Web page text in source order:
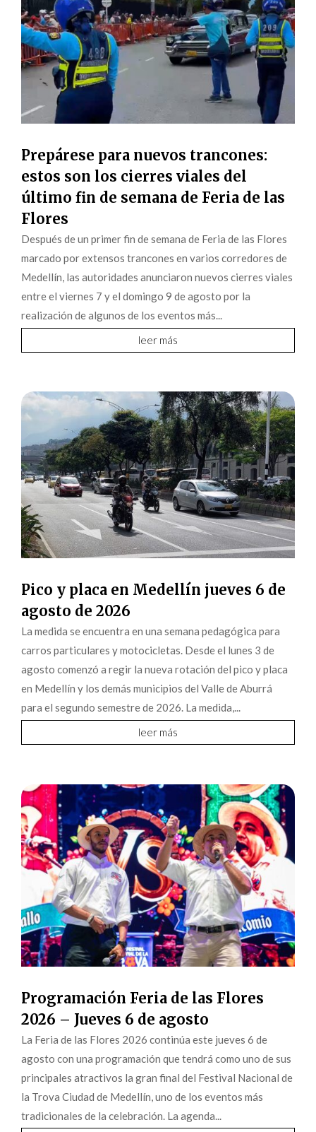
Prepárese para nuevos trancones:
estos son los cierres viales del
último fin de semana de Feria de las
Flores
Después de un primer fin de semana de Feria de las Flores
marcado por extensos trancones en varios corredores de
Medellín, las autoridades anunciaron nuevos cierres viales
entre el viernes 7 y el domingo 9 de agosto por la
realización de algunos de los eventos más...
leer más
Pico y placa en Medellín jueves 6 de
agosto de 2026
La medida se encuentra en una semana pedagógica para
carros particulares y motocicletas. Desde el lunes 3 de
agosto comenzó a regir la nueva rotación del pico y placa
en Medellín y los demás municipios del Valle de Aburrá
para el segundo semestre de 2026. La medida,...
leer más
Programación Feria de las Flores
2026 – Jueves 6 de agosto
La Feria de las Flores 2026 continúa este jueves 6 de
agosto con una programación que tendrá como uno de sus
principales atractivos la gran final del Festival Nacional de
la Trova Ciudad de Medellín, uno de los eventos más
tradicionales de la celebración. La agenda...